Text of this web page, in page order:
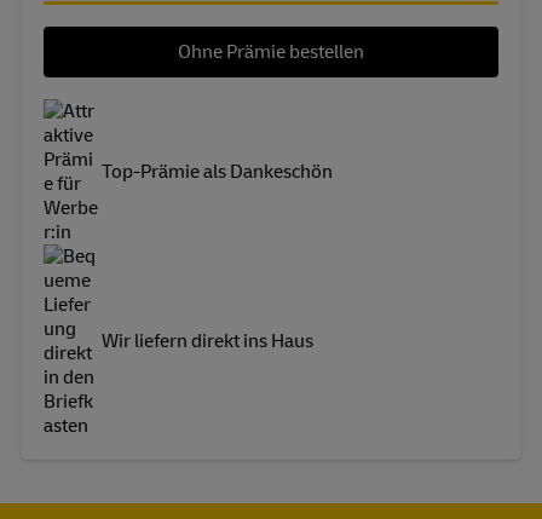
Ohne Prämie bestellen
Top-Prämie als Dankeschön
Wir liefern direkt ins Haus